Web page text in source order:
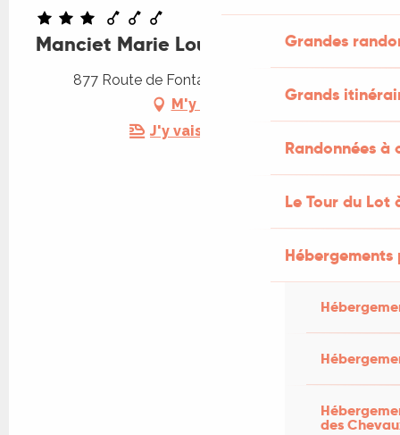
Grandes
Grands
Randonnées
Le Tour du Lot
des
Manciet Marie Louise
877 Route de Fontanet, 46000 Cahors
M'y rendre
J'y vais en train !